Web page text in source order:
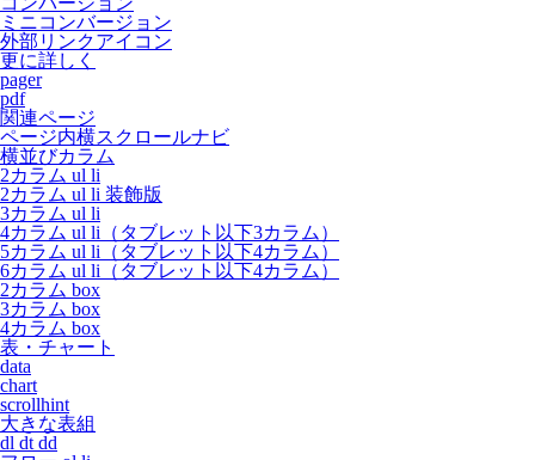
ミニコンバージョン
外部リンクアイコン
更に詳しく
pager
pdf
関連ページ
ページ内横スクロールナビ
横並びカラム
2カラム ul li
2カラム ul li 装飾版
3カラム ul li
4カラム ul li（タブレット以下3カラム）
5カラム ul li（タブレット以下4カラム）
6カラム ul li（タブレット以下4カラム）
2カラム box
3カラム box
4カラム box
表・チャート
data
chart
scrollhint
大きな表組
dl dt dd